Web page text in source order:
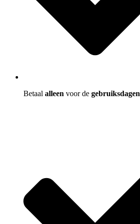
Betaal alleen voor de gebruiksdagen